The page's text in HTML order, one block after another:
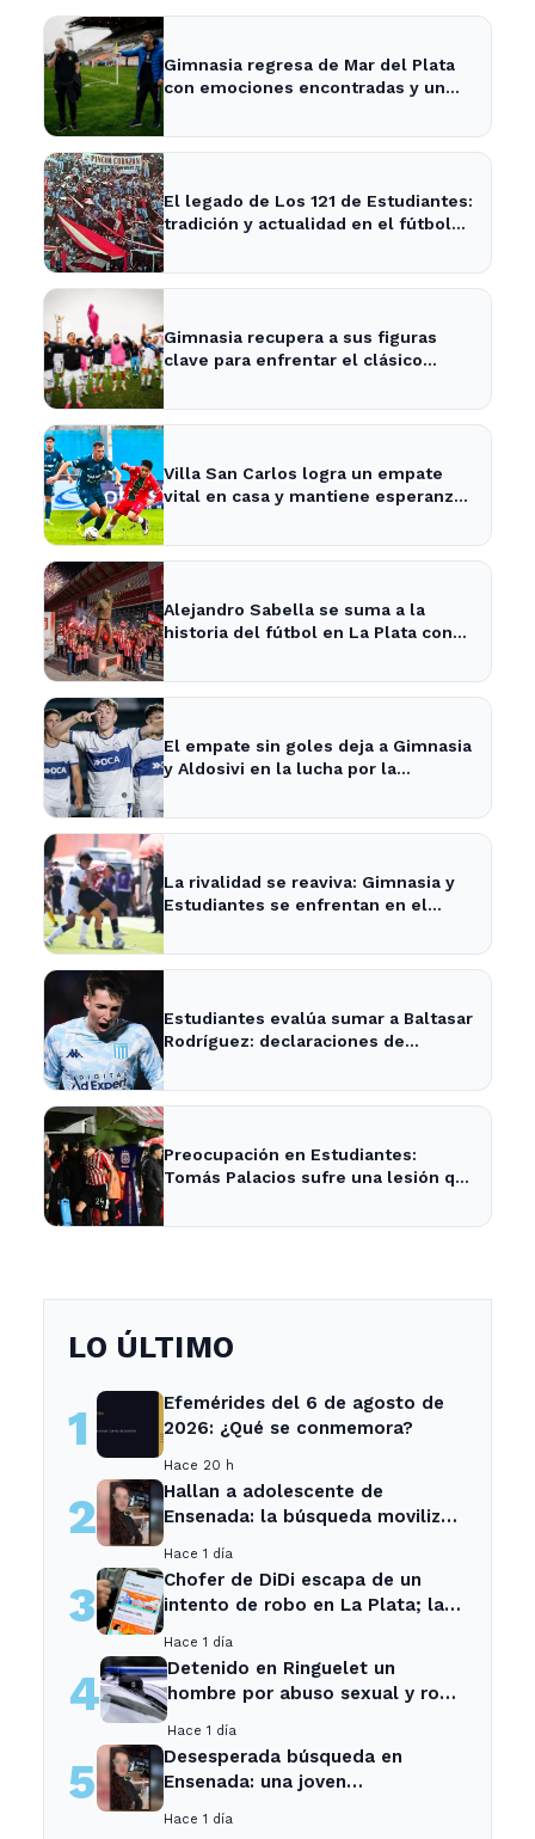
Gimnasia regresa de Mar del Plata
con emociones encontradas y un
El legado de Los 121 de Estudiantes:
tradición y actualidad en el fútbol
Gimnasia recupera a sus figuras
clave para enfrentar el clásico
Villa San Carlos logra un empate
vital en casa y mantiene esperanzas
Alejandro Sabella se suma a la
historia del fútbol en La Plata con
El empate sin goles deja a Gimnasia
y Aldosivi en la lucha por la
La rivalidad se reaviva: Gimnasia y
Estudiantes se enfrentan en el
Estudiantes evalúa sumar a Baltasar
Rodríguez: declaraciones de
Preocupación en Estudiantes:
Tomás Palacios sufre una lesión que
LO ÚLTIMO
1
Efemérides del 6 de agosto de
2026: ¿Qué se conmemora?
Hace 20 h
2
Hallan a adolescente de
Ensenada: la búsqueda movilizó
Hace 1 día
3
Chofer de DiDi escapa de un
intento de robo en La Plata; la
Hace 1 día
4
Detenido en Ringuelet un
hombre por abuso sexual y robo
Hace 1 día
5
Desesperada búsqueda en
Ensenada: una joven
Hace 1 día